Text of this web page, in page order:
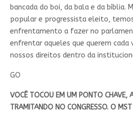
bancada do boi, da bala e da bíblia.
popular e progressista eleito,
enfrentamento a fazer no
enfrentar aqueles que querem cada
nossos direitos dentro da
GO
VOCÊ TOCOU EM UM PONTO CHAVE,
TRAMITANDO NO CONGRESSO. O